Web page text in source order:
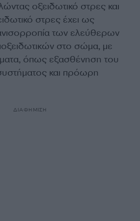
οξειδωτικό στρες και
στρες έχει ως
των ελεύθερων
στο σώμα, με
όπως εξασθένηση του
και πρόωρη
ΔΙΑΦΗΜΙΣΗ